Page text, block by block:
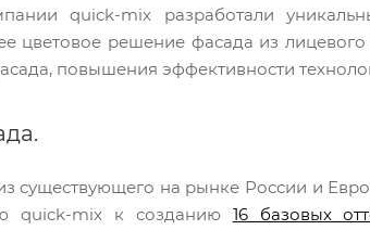
quick-mix разработали
цветовое решение фасада из
повышения эффективности
существующего на рынке России и
quick-mix к созданию 16 базовых